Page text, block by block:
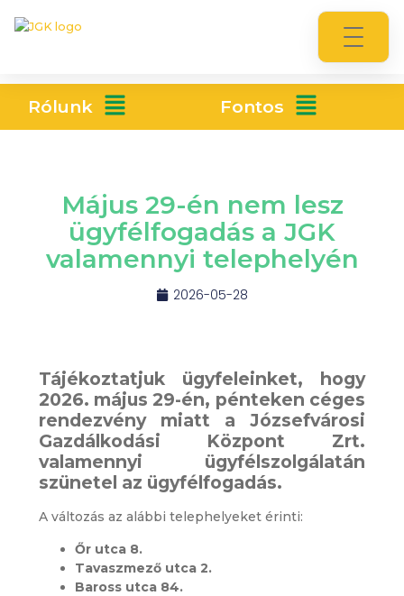
Rólunk Fontos
Május 29-én nem lesz
ügyfélfogadás a JGK
valamennyi telephelyén
2026-05-28
Tájékoztatjuk ügyfeleinket, hogy
2026. május 29-én, pénteken céges
rendezvény miatt a Józsefvárosi
Gazdálkodási Központ Zrt.
valamennyi ügyfélszolgálatán
szünetel az ügyfélfogadás.
A változás az alábbi telephelyeket érinti:
Őr utca 8.
Tavaszmező utca 2.
Baross utca 84.